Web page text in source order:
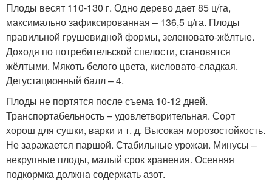
Плоды весят 110-130 г. Одно дерево дает 85 ц/га,
максимально зафиксированная – 136,5 ц/га. Плоды
правильной грушевидной формы, зеленовато-жёлтые.
Доходя по потребительской спелости, становятся
жёлтыми. Мякоть белого цвета, кисловато-сладкая.
Дегустационный балл – 4.
Плоды не портятся после съема 10-12 дней.
Транспортабельность – удовлетворительная. Сорт
хорош для сушки, варки и т. д. Высокая морозостойкость.
Не заражается паршой. Стабильные урожаи. Минусы –
некрупные плоды, малый срок хранения. Осенняя
подкормка должна содержать азот.